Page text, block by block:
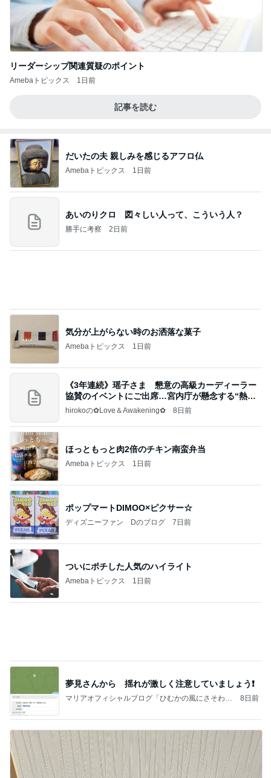
リーダーシップ関連質疑のポイント
Amebaトピックス 1日前
記事を読む
Amebaトピックス 1日前
あいのりクロ 図々しい人って、こういう人？
勝手に考察 2日前
気分が上がらない時のお洒落な菓子
Amebaトピックス
ほっともっと肉2倍のチキン南蛮弁当
Amebaトピックス 1日前
ポップマートDIMOO×ピクサー☆
ついにポチした人気のハイライト
Amebaトピックス 1日前
夢見さんから 揺れが激しく注意していましょう❗️
マリアオフィシャルブログ「ひむかの風にさそわれ
陶器の回収日を逃してしまった玄関
Amebaトピックス
記事を読む